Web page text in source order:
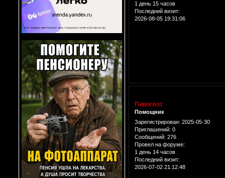
1 день 15 часов
Последний визит:
2026-08-05 19:31:06
Пивоглот
Помощник
Зарегистрирован: 2025-05-30
Приглашений: 0
Сообщений: 276
Провел на форуме:
1 день 14 часов
Последний визит:
2026-07-02 21:12:48